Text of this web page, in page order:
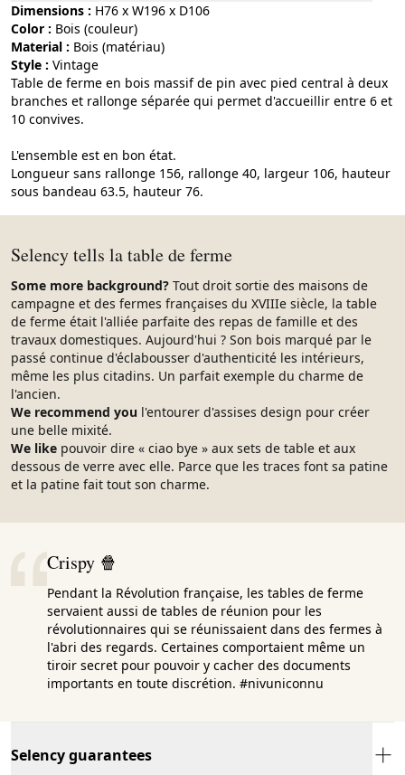
Dimensions : H76 x W196 x D106
Color :
bois (couleur)
Material :
bois (matériau)
Style :
vintage
Table de ferme en bois massif de pin avec pied central à deux
branches et rallonge séparée qui permet d'accueillir entre 6 et
10 convives.
L'ensemble est en bon état.
Longueur sans rallonge 156, rallonge 40, largeur 106, hauteur
sous bandeau 63.5, hauteur 76.
Selency tells la table de ferme
Some more background? Tout droit sortie des maisons de
campagne et des fermes françaises du XVIIIe siècle, la table
de ferme était l'alliée parfaite des repas de famille et des
travaux domestiques. Aujourd'hui ? Son bois marqué par le
passé continue d'éclabousser d'authenticité les intérieurs,
même les plus citadins. Un parfait exemple du charme de
l'ancien.
We recommend you l'entourer d'assises design pour créer
une belle mixité.
We like pouvoir dire « ciao bye » aux sets de table et aux
dessous de verre avec elle. Parce que les traces font sa patine
et la patine fait tout son charme.
Crispy 🍿
Pendant la Révolution française, les tables de ferme
servaient aussi de tables de réunion pour les
révolutionnaires qui se réunissaient dans des fermes à
l'abri des regards. Certaines comportaient même un
tiroir secret pour pouvoir y cacher des documents
importants en toute discrétion. #nivuniconnu
Selency guarantees